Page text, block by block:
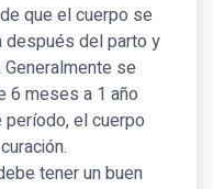
que el cuerpo se
después del parto y
se
6 meses a 1 año
el cuerpo
tener un buen